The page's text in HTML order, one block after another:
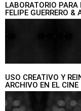
LABORATORIO PARA
FELIPE GUERRERO &
USO CREATIVO Y
ARCHIVO EN EL